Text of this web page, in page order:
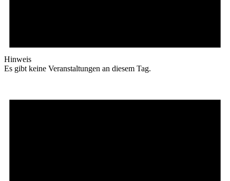
Hinweis
Es gibt keine Veranstaltungen an diesem Tag.